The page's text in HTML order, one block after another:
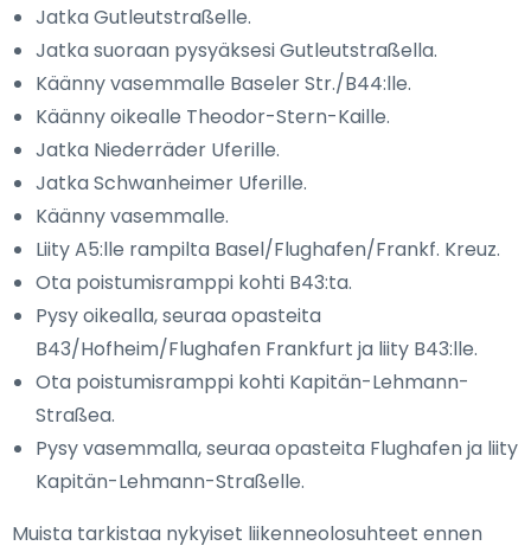
Jatka Gutleutstraßelle.
Jatka suoraan pysyäksesi Gutleutstraßella.
Käänny vasemmalle Baseler Str./B44:lle.
Käänny oikealle Theodor-Stern-Kaille.
Jatka Niederräder Uferille.
Jatka Schwanheimer Uferille.
Käänny vasemmalle.
Liity A5:lle rampilta Basel/Flughafen/Frankf. Kreuz.
Ota poistumisramppi kohti B43:ta.
Pysy oikealla, seuraa opasteita
B43/Hofheim/Flughafen Frankfurt ja liity B43:lle.
Ota poistumisramppi kohti Kapitän-Lehmann-
Straßea.
Pysy vasemmalla, seuraa opasteita Flughafen ja liity
Kapitän-Lehmann-Straßelle.
Muista tarkistaa nykyiset liikenneolosuhteet ennen